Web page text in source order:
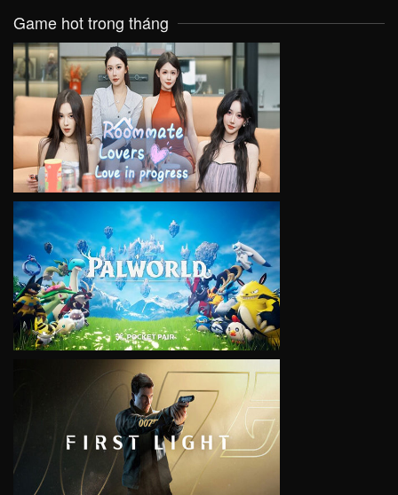
Game hot trong tháng
VIEW
VIEW
VIEW